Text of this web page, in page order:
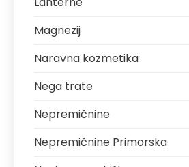
Magnezij
Naravna kozmetika
Nega trate
Nepremičnine
Nepremičnine Primorska